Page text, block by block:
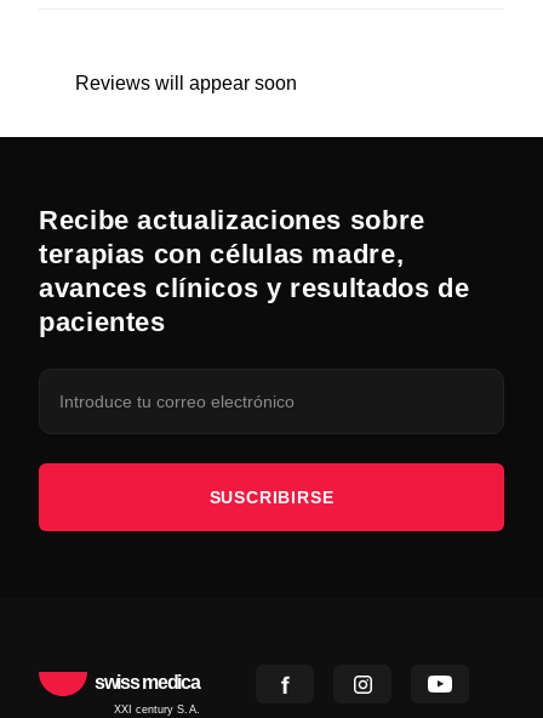
Reviews will appear soon
Recibe actualizaciones sobre
terapias con células madre,
avances clínicos y resultados de
pacientes
SUSCRIBIRSE
swiss medica
XXI century S.A.